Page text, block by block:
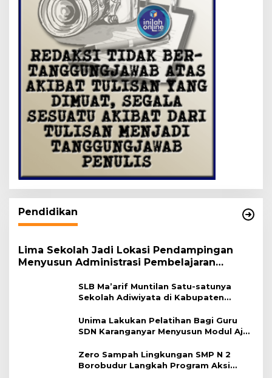
Pendidikan
Lima Sekolah Jadi Lokasi Pendampingan
Menyusun Administrasi Pembelajaran
SLB Ma’arif Muntilan Satu-satunya
Sekolah Adiwiyata di Kabupaten
Unima Lakukan Pelatihan Bagi Guru
SDN Karanganyar Menyusun Modul Ajar
Zero Sampah Lingkungan SMP N 2
Borobudur Langkah Program Aksi